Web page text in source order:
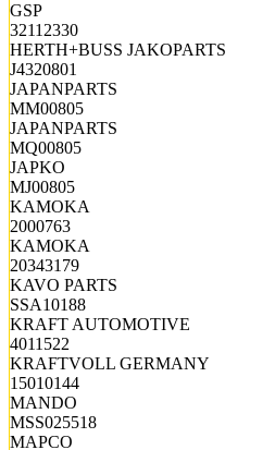
GSP
32112330
HERTH+BUSS JAKOPARTS
J4320801
JAPANPARTS
MM00805
JAPANPARTS
MQ00805
JAPKO
MJ00805
KAMOKA
2000763
KAMOKA
20343179
KAVO PARTS
SSA10188
KRAFT AUTOMOTIVE
4011522
KRAFTVOLL GERMANY
15010144
MANDO
MSS025518
MAPCO